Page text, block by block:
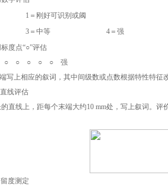
1 ＝刚好可识别或阈
3 ＝中等 4 ＝强
度点“○”评估
○ ○ ○ 强
上相应的叙词，其中间级数或点数根据特性特征改
线评估
线上，距每个末端大约10 mm处，写上叙词。评
度测定